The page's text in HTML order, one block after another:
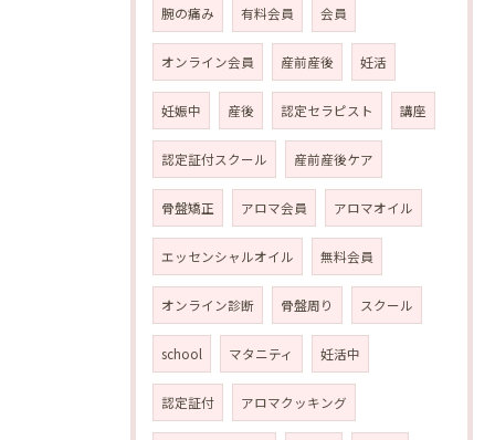
腕の痛み 有料会員 会員
オンライン会員 産前産後 妊活
妊娠中 産後 認定セラピスト 講座
認定証付スクール 産前産後ケア
骨盤矯正 アロマ会員 アロマオイル
エッセンシャルオイル 無料会員
オンライン診断 骨盤周り スクール
school マタニティ 妊活中
認定証付 アロマクッキング